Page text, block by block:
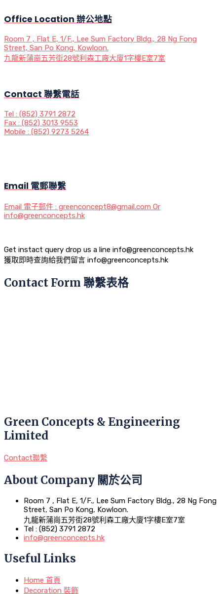
Office Location 辦公地點
Room 7 , Flat E, 1/F., Lee Sum Factory Bldg., 28 Ng Fong
Street, San Po Kong, Kowloon.
九龍新蒲崗五芳街28號利森工廠大廈1字樓E室7室
Contact 聯繫電話
Tel : (852) 3791 2872
Fax : (852) 3013 9553
Mobile : (852) 9273 5264
Email 電郵聯繫
Email 電子郵件 : greenconcept8@gmail.com Or
info@greenconcepts.hk
Get instact query drop us a line info@greenconcepts.hk
獲取即時查詢給我們留言 info@greenconcepts.hk
Contact Form 聯繫表格
Green Concepts & Engineering
Limited
Contact聯繫
About Company 關於公司
Room 7 , Flat E, 1/F., Lee Sum Factory Bldg., 28 Ng Fong
Street, San Po Kong, Kowloon.
九龍新蒲崗五芳街28號利森工廠大廈1字樓E室7室
Tel : (852) 3791 2872
info@greenconcepts.hk
Useful Links
Home 首頁
Decoration 裝飾